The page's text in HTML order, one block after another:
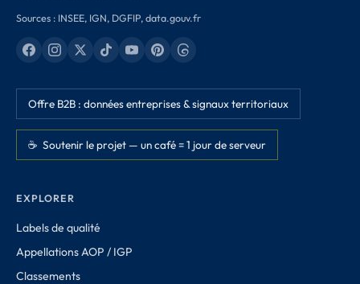
Sources : INSEE, IGN, DGFIP, data.gouv.fr
Offre B2B : données entreprises & signaux territoriaux
☕ Soutenir le projet — un café = 1 jour de serveur
EXPLORER
Labels de qualité
Appellations AOP / IGP
Classements